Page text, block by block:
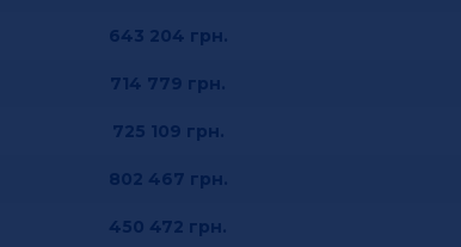
643 204 грн.
714 779 грн.
725 109 грн.
802 467 грн.
450 472 грн.